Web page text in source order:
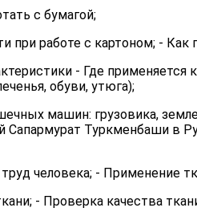
с бумагой;
работе с картоном; - Как
- Где
обуви, утюга);
машин: грузовика,
Сапармурат Туркменбаши в
человека; - Применение
- Проверка качества